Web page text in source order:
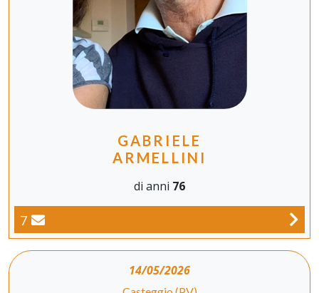
GABRIELE
ARMELLINI
di anni 76
7
14/05/2026